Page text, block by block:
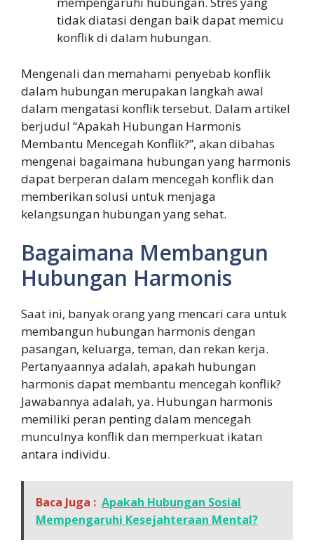
tidak diatasi dengan baik dapat memicu
konflik di dalam hubungan.
Mengenali dan memahami penyebab konflik
dalam hubungan merupakan langkah awal
dalam mengatasi konflik tersebut. Dalam artikel
berjudul “Apakah Hubungan Harmonis
Membantu Mencegah Konflik?”, akan dibahas
mengenai bagaimana hubungan yang harmonis
dapat berperan dalam mencegah konflik dan
memberikan solusi untuk menjaga
kelangsungan hubungan yang sehat.
Bagaimana Membangun
Hubungan Harmonis
Saat ini, banyak orang yang mencari cara untuk
membangun hubungan harmonis dengan
pasangan, keluarga, teman, dan rekan kerja.
Pertanyaannya adalah, apakah hubungan
harmonis dapat membantu mencegah konflik?
Jawabannya adalah, ya. Hubungan harmonis
memiliki peran penting dalam mencegah
munculnya konflik dan memperkuat ikatan
antara individu.
Baca Juga : Apakah Hubungan Sosial
Mempengaruhi Kesejahteraan Mental?